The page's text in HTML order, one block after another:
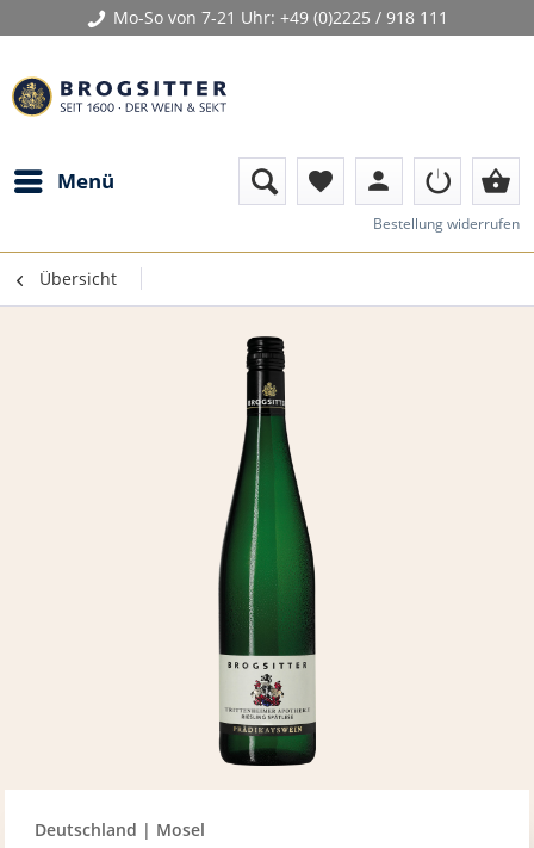
Mo-So von 7-21 Uhr: +49 (0)2225 / 918 111
Menü favorite person shopping_basket
Bestellung widerrufen
Übersicht
Deutschland | Mosel